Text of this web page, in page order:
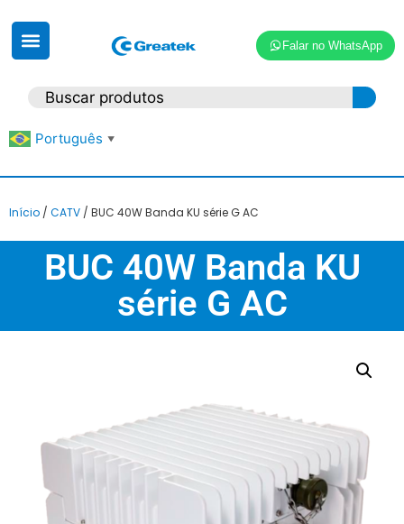
Falar no WhatsApp
Português ▼
Início / CATV / BUC 40W Banda KU série G AC
BUC 40W Banda KU
série G AC